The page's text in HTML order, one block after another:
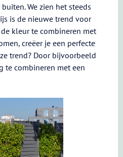
We zien het steeds
is de nieuwe trend voor
kleur te combineren met
creëer je een perfecte
trend? Door bijvoorbeeld
te combineren met een